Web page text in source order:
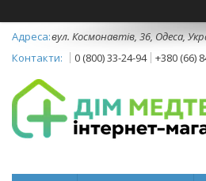
вул. Космонавтів, 36, Одеса,
0 (800) 33-24-94
+380 (66)